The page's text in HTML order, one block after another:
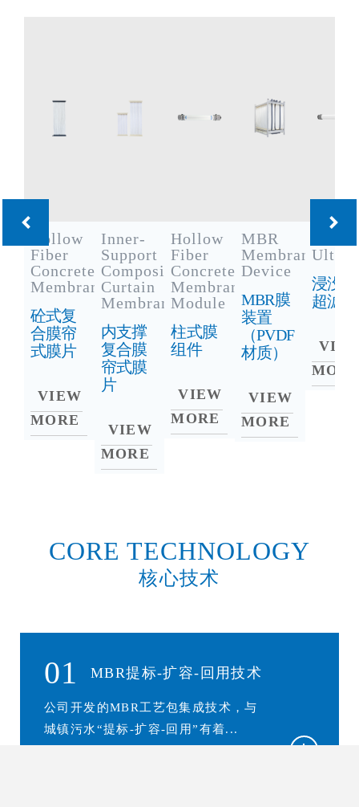
Hollow
Fiber
Concrete
Membrane
砼式复
合膜帘
式膜片
VIEW
MORE
Inner-
Support
Composite
Curtain
Membrane
内支撑
复合膜
帘式膜
片
VIEW
MORE
Hollow
Fiber
Concrete
Membrane
Module
柱式膜
组件
VIEW
MORE
MBR
Membrane
Device
MBR膜
装置
（PVDF
材质）
VIEW
MORE
浸没式
超滤
CORE TECHNOLOGY
核心技术
01 MBR提标-扩容-回用技术
公司开发的MBR工艺包集成技术，与
城镇污水“提标-扩容-回用”有着...